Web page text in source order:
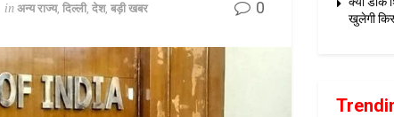
in अन्य राज्य, दिल्ली, देश, बड़ी खबर 0
खुलेगी